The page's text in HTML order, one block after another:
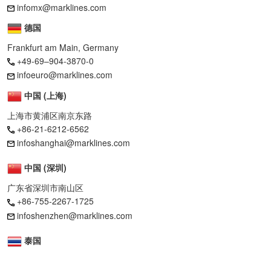
infomx@marklines.com
德国
Frankfurt am Main, Germany
+49-69–904-3870-0
infoeuro@marklines.com
中国 (上海)
上海市黄浦区南京东路
+86-21-6212-6562
infoshanghai@marklines.com
中国 (深圳)
广东省深圳市南山区
+86-755-2267-1725
infoshenzhen@marklines.com
泰国